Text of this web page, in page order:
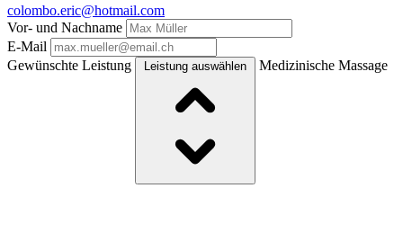
colombo.eric@hotmail.com
Vor‑ und Nachname
E‑Mail
Gewünschte Leistung
Leistung auswählen Medizinische Massage